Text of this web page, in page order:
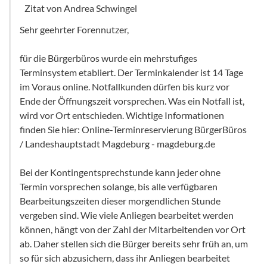
Zitat von Andrea Schwingel
Sehr geehrter Forennutzer,
für die Bürgerbüros wurde ein mehrstufiges
Terminsystem etabliert. Der Terminkalender ist 14 Tage
im Voraus online. Notfallkunden dürfen bis kurz vor
Ende der Öffnungszeit vorsprechen. Was ein Notfall ist,
wird vor Ort entschieden. Wichtige Informationen
finden Sie hier: Online-Terminreservierung BürgerBüros
/ Landeshauptstadt Magdeburg - magdeburg.de
Bei der Kontingentsprechstunde kann jeder ohne
Termin vorsprechen solange, bis alle verfügbaren
Bearbeitungszeiten dieser morgendlichen Stunde
vergeben sind. Wie viele Anliegen bearbeitet werden
können, hängt von der Zahl der Mitarbeitenden vor Ort
ab. Daher stellen sich die Bürger bereits sehr früh an, um
so für sich abzusichern, dass ihr Anliegen bearbeitet